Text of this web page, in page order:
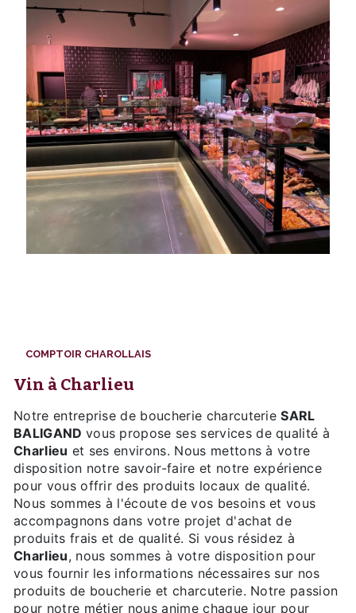
COMPTOIR CHAROLLAIS
vin à Charlieu
Notre entreprise de boucherie charcuterieSARL
BALIGAND vous propose ses services de qualité à
Charlieu et ses environs. Nous mettons à votre
disposition notre savoir-faire et notre expérience
pour vous offrir des produits locaux de qualité.
Nous sommes à l'écoute de vos besoins et vous
accompagnons dans votre projet d'achat de
produits frais et de qualité. Si vous résidez à
Charlieu, nous sommes à votre disposition pour
vous fournir les informations nécessaires sur nos
produits de boucherie et charcuterie. Notre passion
pour notre métier nous anime chaque jour pour